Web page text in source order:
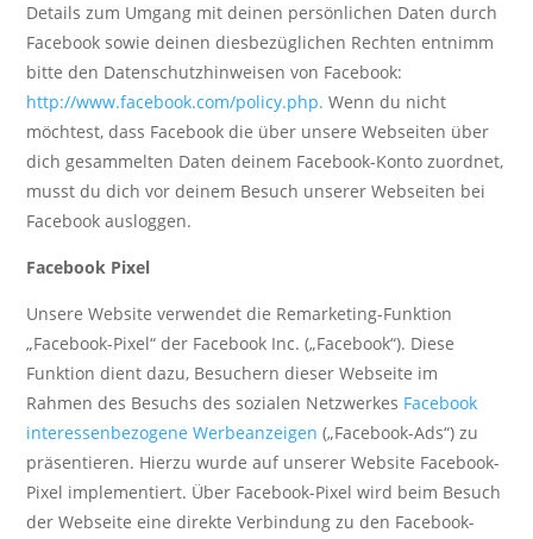
Details zum Umgang mit deinen persönlichen Daten durch
Facebook sowie deinen diesbezüglichen Rechten entnimm
bitte den Datenschutzhinweisen von Facebook:
http://www.facebook.com/policy.php. Wenn du nicht
möchtest, dass Facebook die über unsere Webseiten über
dich gesammelten Daten deinem Facebook-Konto zuordnet,
musst du dich vor deinem Besuch unserer Webseiten bei
Facebook ausloggen.
Facebook Pixel
Unsere Website verwendet die Remarketing-Funktion
„Facebook-Pixel“ der Facebook Inc. („Facebook“). Diese
Funktion dient dazu, Besuchern dieser Webseite im
Rahmen des Besuchs des sozialen Netzwerkes Facebook
interessenbezogene Werbeanzeigen („Facebook-Ads“) zu
präsentieren. Hierzu wurde auf unserer Website Facebook-
Pixel implementiert. Über Facebook-Pixel wird beim Besuch
der Webseite eine direkte Verbindung zu den Facebook-